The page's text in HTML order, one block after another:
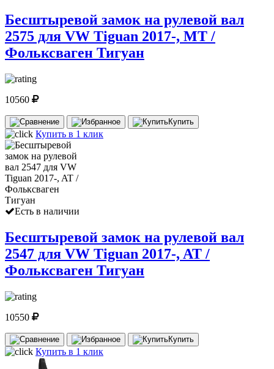
Бесштыревой замок на рулевой вал
2575 для VW Tiguan 2017-, MT /
Фольксваген Тигуан
10560
Купить
Купить в 1 клик
Есть в наличии
Бесштыревой замок на рулевой вал
2547 для VW Tiguan 2017-, AT /
Фольксваген Тигуан
10550
Купить
Купить в 1 клик